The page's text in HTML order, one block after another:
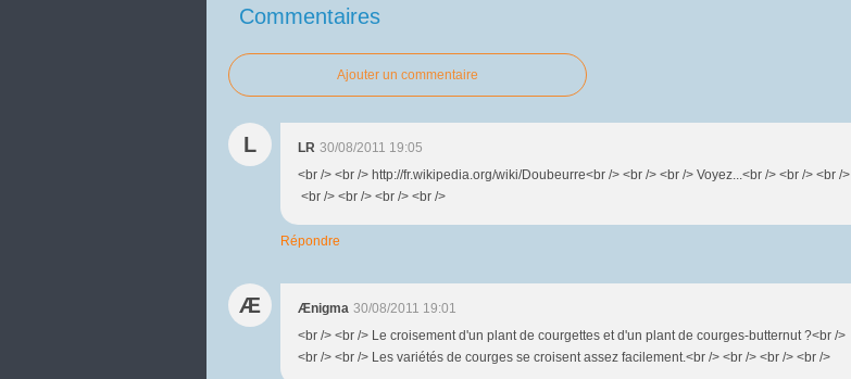
Commentaires
Ajouter un commentaire
L LR 30/08/2011 19:05
<br /> <br /> http://fr.wikipedia.org/wiki/Doubeurre<br /> <br /> <br /> Voyez...<br /> <br /> <br />
<br /> <br /> <br /> <br />
Répondre
Æ Ænigma 30/08/2011 19:01
<br /> <br /> Le croisement d'un plant de courgettes et d'un plant de courges-butternut ?<br />
<br /> <br /> Les variétés de courges se croisent assez facilement.<br /> <br /> <br /> <br />